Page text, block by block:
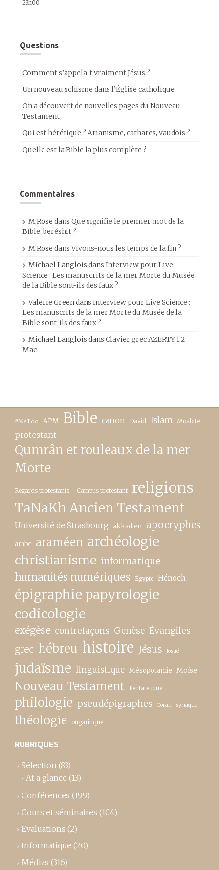
23h00
Questions
Comment s’appelait vraiment Jésus ?
Un nouveau schisme dans l’Église catholique
On a découvert de nouvelles pages du Nouveau
Testament
Qui est hérétique ? Arianisme, cathares, vaudois ?
Quelle est la Bible la plus complète ?
Commentaires
M.Rose dans Que signifie le premier mot de la
Bible, beréshit ?
M.Rose dansVivons-nous les temps de la fin ?
Michael Langlois dans Interview pour Live
Science : Les manuscrits de la mer Morte du Musée
de la Bible sont-ils des faux ?
Valerie Greendans Interview pour Live Science :
Les manuscrits de la mer Morte du Musée de la
Bible sont-ils des faux ?
Michael Langlois dans Clavier grec AZERTY 1.2
Mac
#MeToo APM Bible canon David Islam Moabite
protestant
Qumrân et rouleaux de la mer
Morte
Regards protestants – Campus protestant religions
TaNaKh Ancien Testament
Université de Strasbourg akkadien apocryphes
arabe araméen archéologie
christianisme informatique
humanités numériques Égypte Hénoch
épigraphie papyrologie
codicologie
exégèse contrefaçons Genèse Évangiles
grec hébreu histoire Jésus Josué
judaïsme linguistique Mésopotamie Moïse
Nouveau Testament Pentateuque
philologie pseudépigraphes Coran syriaque
théologie ougaritique
RUBRIQUES
Sélection (83)
At a glance (13)
Conférences (199)
Cours et séminaires (104)
Evaluations (2)
Informatique (20)
Médias (316)